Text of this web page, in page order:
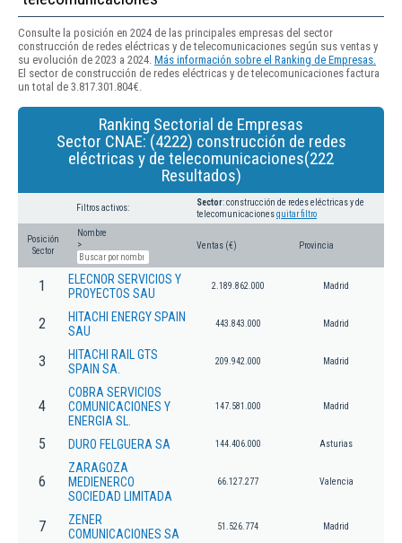
Consulte la posición en 2024 de las principales empresas del sector
construcción de redes eléctricas y de telecomunicaciones según sus ventas y
su evolución de 2023 a 2024. Más información sobre el Ranking de Empresas.
El sector de construcción de redes eléctricas y de telecomunicaciones factura
un total de 3.817.301.804€.
Ranking Sectorial de Empresas
Sector CNAE: (4222) construcción de redes
eléctricas y de telecomunicaciones(222
Resultados)
Filtros activos:
Sector: construcción de redes eléctricas y de
telecomunicacionesquitar filtro
Posición
Sector
Nombre
>
Ventas (€) Provincia
1
ELECNOR SERVICIOS Y
PROYECTOS SAU
2.189.862.000 Madrid
2
HITACHI ENERGY SPAIN
SAU
443.843.000 Madrid
3
HITACHI RAIL GTS
SPAIN SA.
209.942.000 Madrid
4
COBRA SERVICIOS
COMUNICACIONES Y
ENERGIA SL.
147.581.000 Madrid
5 DURO FELGUERA SA 144.406.000 Asturias
6
ZARAGOZA
MEDIENERCO
SOCIEDAD LIMITADA
66.127.277 Valencia
7
ZENER
COMUNICACIONES SA
51.526.774 Madrid